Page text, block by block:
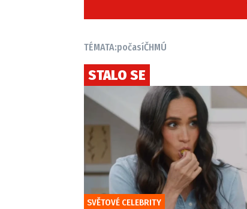
TÉMATA:počasíČHMÚ
STALO SE
SVĚTOVÉ CELEBRITY